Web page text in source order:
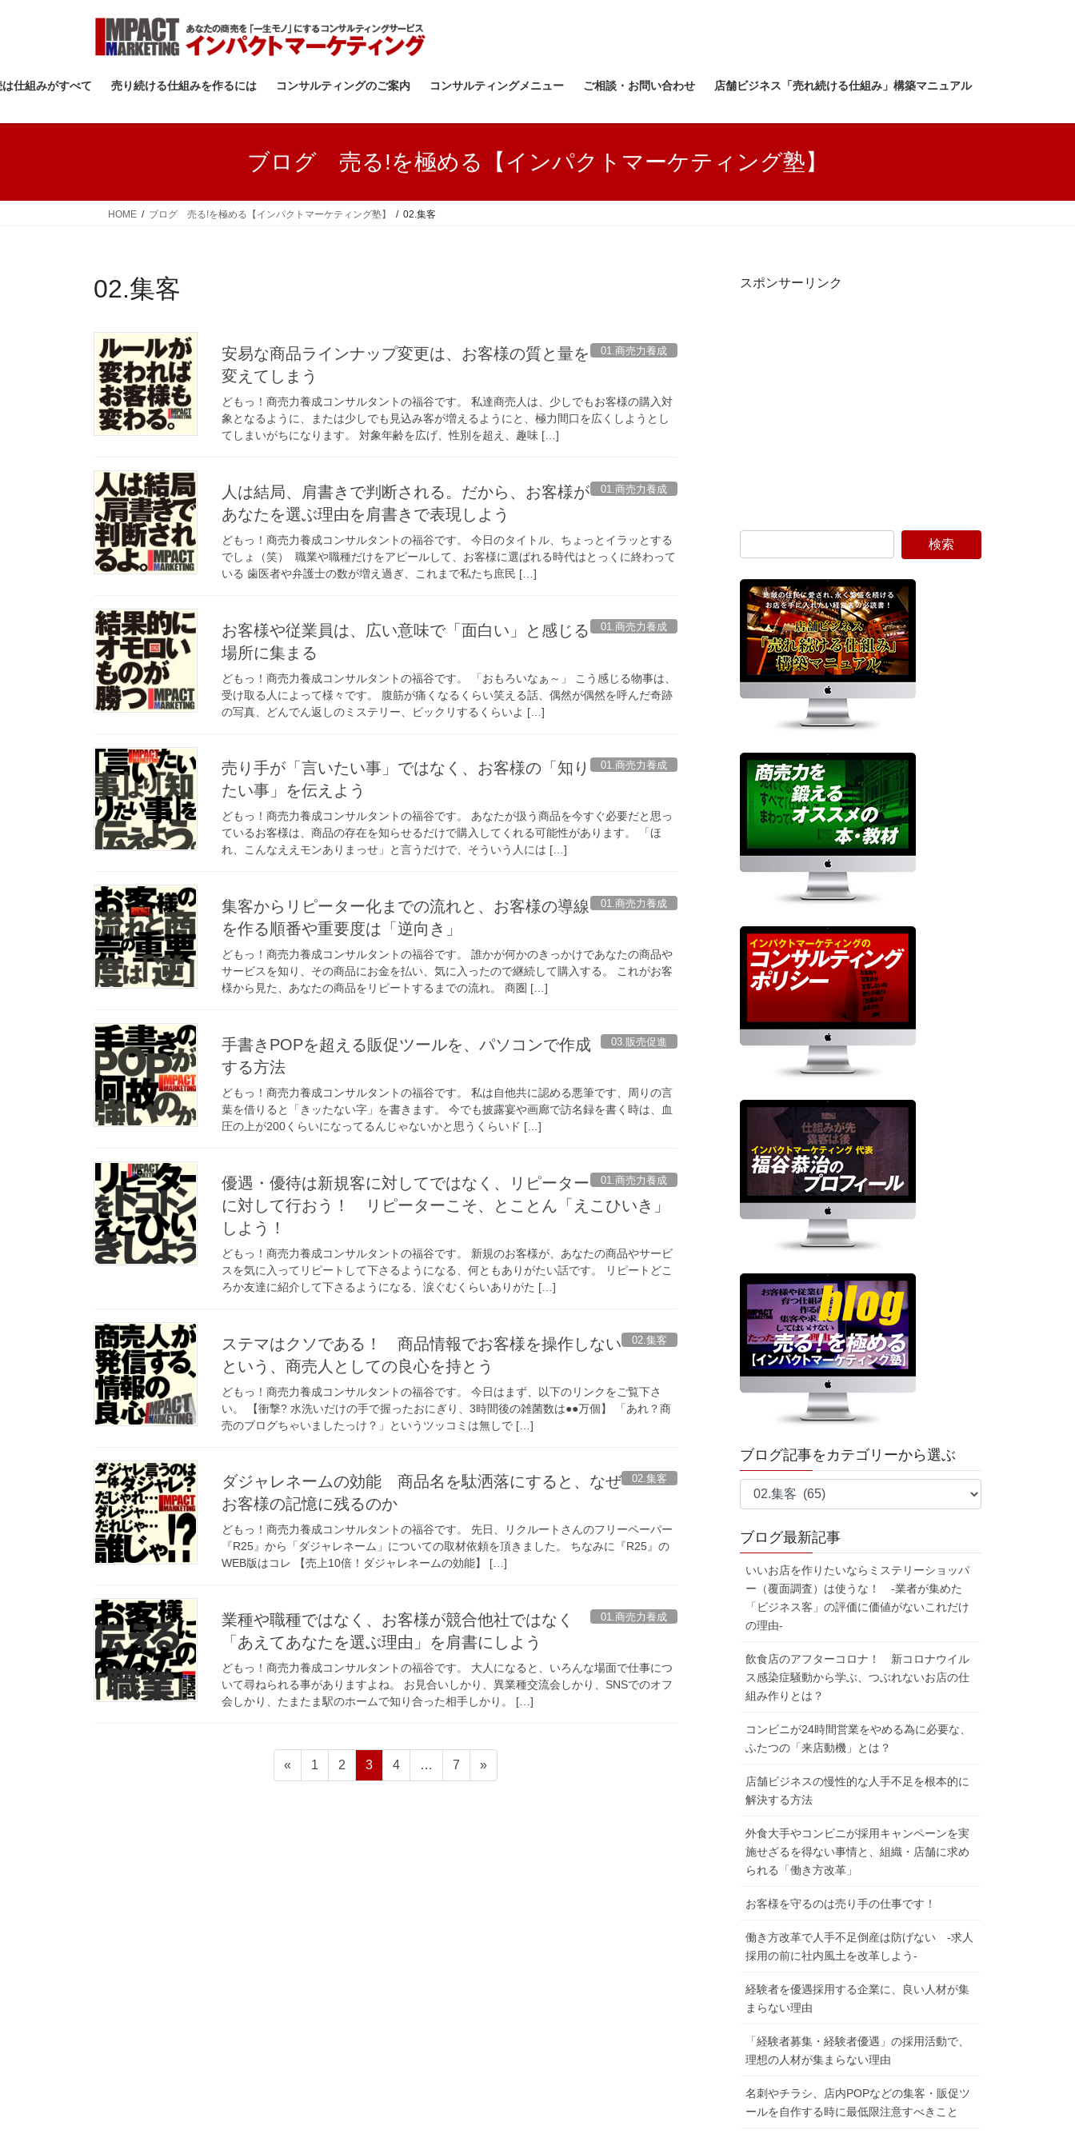
ツ
ス
シ
ン
仕組みがすべて 売り続ける仕組みを作るには コンサルティングのご案内 コンサルティングメニュー ご相談・お問い合わせ 店舗ビジネス「売れ続ける仕組み」構築マニュアル
ブログ 売る!を極める【インパクトマーケティング塾】
HOME ブログ 売る!を極める【インパクトマーケティング塾】 02.集客
02.集客
01.商売力養成
安易な商品ラインナップ変更は、お客様の質と量を
変えてしまう
どもっ！商売力養成コンサルタントの福谷です。 私達商売人は、少しでもお客様の購入対
象となるように、または少しでも見込み客が増えるようにと、極力間口を広くしようとし
てしまいがちになります。 対象年齢を広げ、性別を超え、趣味 […]
01.商売力養成
人は結局、肩書きで判断される。だから、お客様が
あなたを選ぶ理由を肩書きで表現しよう
どもっ！商売力養成コンサルタントの福谷です。 今日のタイトル、ちょっとイラッとする
でしょ（笑） 職業や職種だけをアピールして、お客様に選ばれる時代はとっくに終わって
いる 歯医者や弁護士の数が増え過ぎ、これまで私たち庶民 […]
01.商売力養成
お客様や従業員は、広い意味で「面白い」と感じる
場所に集まる
どもっ！商売力養成コンサルタントの福谷です。 「おもろいなぁ～」 こう感じる物事は、
受け取る人によって様々です。 腹筋が痛くなるくらい笑える話、偶然が偶然を呼んだ奇跡
の写真、どんでん返しのミステリー、ビックリするくらいよ […]
01.商売力養成
売り手が「言いたい事」ではなく、お客様の「知り
たい事」を伝えよう
どもっ！商売力養成コンサルタントの福谷です。 あなたが扱う商品を今すぐ必要だと思っ
ているお客様は、商品の存在を知らせるだけで購入してくれる可能性があります。 「ほ
れ、こんなええモンありまっせ」と言うだけで、そういう人には […]
01.商売力養成
集客からリピーター化までの流れと、お客様の導線
を作る順番や重要度は「逆向き」
どもっ！商売力養成コンサルタントの福谷です。 誰かが何かのきっかけであなたの商品や
サービスを知り、その商品にお金を払い、気に入ったので継続して購入する。 これがお客
様から見た、あなたの商品をリピートするまでの流れ。 商圏 […]
03.販売促進
手書きPOPを超える販促ツールを、パソコンで作成
する方法
どもっ！商売力養成コンサルタントの福谷です。 私は自他共に認める悪筆です、周りの言
葉を借りると「きッたない字」を書きます。 今でも披露宴や画廊で訪名録を書く時は、血
圧の上が200くらいになってるんじゃないかと思うくらいド […]
01.商売力養成
優遇・優待は新規客に対してではなく、リピーター
に対して行おう！ リピーターこそ、とことん「えこひいき」
しよう！
どもっ！商売力養成コンサルタントの福谷です。 新規のお客様が、あなたの商品やサービ
スを気に入ってリピートして下さるようになる、何ともありがたい話です。 リピートどこ
ろか友達に紹介して下さるようになる、涙ぐむくらいありがた […]
02.集客
ステマはクソである！ 商品情報でお客様を操作しない
という、商売人としての良心を持とう
どもっ！商売力養成コンサルタントの福谷です。 今日はまず、以下のリンクをご覧下さ
い。 【衝撃? 水洗いだけの手で握ったおにぎり、3時間後の雑菌数は●●万個】 「あれ？商
売のブログちゃいましたっけ？」というツッコミは無しで […]
02.集客
ダジャレネームの効能 商品名を駄洒落にすると、なぜ
お客様の記憶に残るのか
どもっ！商売力養成コンサルタントの福谷です。 先日、リクルートさんのフリーペーパー
『R25』から「ダジャレネーム」についての取材依頼を頂きました。 ちなみに『R25』の
WEB版はコレ 【売上10倍！ダジャレネームの効能】 […]
01.商売力養成
業種や職種ではなく、お客様が競合他社ではなく
「あえてあなたを選ぶ理由」を肩書にしよう
どもっ！商売力養成コンサルタントの福谷です。 大人になると、いろんな場面で仕事につ
いて尋ねられる事がありますよね。 お見合いしかり、異業種交流会しかり、SNSでのオフ
会しかり、たまたま駅のホームで知り合った相手しかり。 […]
«
固
定
1
固
定
2
固
定
3
固
定
4 …
固
定
7 »
スポンサーリンク
ブログ記事をカテゴリーから選ぶ
ロ
記
事
カ
テ
リ
ー
か
選
ぶ
ブログ最新記事
いいお店を作りたいならミステリーショッパ
ー（覆面調査）は使うな！ -業者が集めた
「ビジネス客」の評価に価値がないこれだけ
の理由-
飲食店のアフターコロナ！ 新コロナウイル
ス感染症騒動から学ぶ、つぶれないお店の仕
組み作りとは？
コンビニが24時間営業をやめる為に必要な、
ふたつの「来店動機」とは？
店舗ビジネスの慢性的な人手不足を根本的に
解決する方法
外食大手やコンビニが採用キャンペーンを実
施せざるを得ない事情と、組織・店舗に求め
られる「働き方改革」
お客様を守るのは売り手の仕事です！
働き方改革で人手不足倒産は防げない -求人
採用の前に社内風土を改革しよう-
経験者を優遇採用する企業に、良い人材が集
まらない理由
「経験者募集・経験者優遇」の採用活動で、
理想の人材が集まらない理由
名刺やチラシ、店内POPなどの集客・販促ツ
ールを自作する時に最低限注意すべきこと